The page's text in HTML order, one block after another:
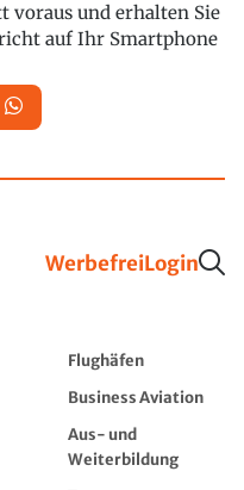
voraus und erhalten Sie
auf Ihr Smartphone
WerbefreiLogin
Flughäfen
Business Aviation
Aus- und
Weiterbildung